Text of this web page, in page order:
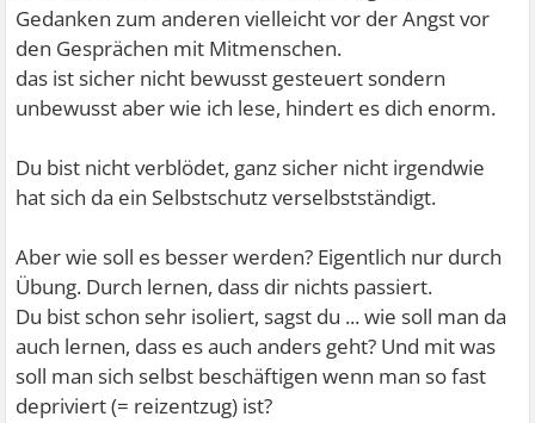
Gedanken zum anderen vielleicht vor der Angst vor
den Gesprächen mit Mitmenschen.
das ist sicher nicht bewusst gesteuert sondern
unbewusst aber wie ich lese, hindert es dich enorm.
Du bist nicht verblödet, ganz sicher nicht irgendwie
hat sich da ein Selbstschutz verselbstständigt.
Aber wie soll es besser werden? Eigentlich nur durch
Übung. Durch lernen, dass dir nichts passiert.
Du bist schon sehr isoliert, sagst du ... wie soll man da
auch lernen, dass es auch anders geht? Und mit was
soll man sich selbst beschäftigen wenn man so fast
depriviert (= reizentzug) ist?